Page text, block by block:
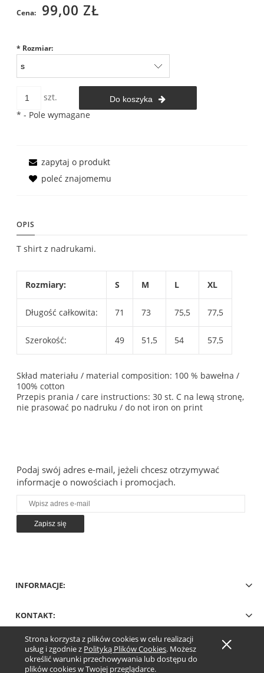
Strona korzysta z plików cookies w celu realizacji
usług i zgodnie z Polityką Plików Cookies. Możesz
określić warunki przechowywania lub dostępu do
plików cookies w Twojej przeglądarce.
Cena: 99,00 ZŁ
* Rozmiar:
szt. Do koszyka
* - Pole wymagane
zapytaj o produkt
poleć znajomemu
OPIS
T shirt z nadrukami.
Rozmiary: S M L XL
Długość całkowita: 71 73 75,5 77,5
Szerokość: 49 51,5 54 57,5
Skład materiału / material composition: 100 % bawełna /
100% cotton
Przepis prania / care instructions: 30 st. C na lewą stronę,
nie prasować po nadruku / do not iron on print
Podaj swój adres e-mail, jeżeli chcesz otrzymywać
informacje o nowościach i promocjach.
Zapisz się
INFORMACJE:
KONTAKT:
Pokaż pełną wersję strony
Sklep internetowy Shoper.pl